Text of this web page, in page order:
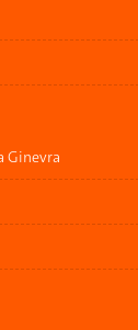
Ginevra